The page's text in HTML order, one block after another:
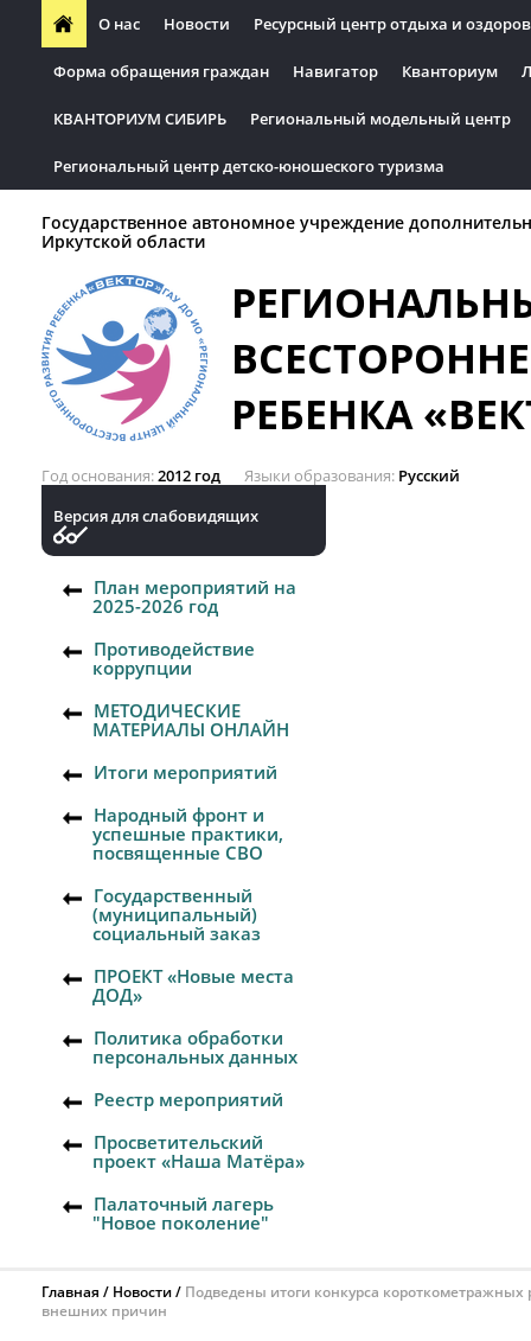
О нас Новости Ресурсный центр отдыха и
Форма обращения граждан Навигатор Кванториум
КВАНТОРИУМ СИБИРЬ Региональный модельный центр
Региональный центр детско-юношеского туризма
Государственное автономное учреждение
Иркутской области
РЕБЕНКА
Год основания 2012 год Языки образования Русский
Версия для слабовидящих
План мероприятий на
2025-2026 год
Противодействие
коррупции
МЕТОДИЧЕСКИЕ
МАТЕРИАЛЫ ОНЛАЙН
Итоги мероприятий
Народный фронт и
успешные практики,
посвященные СВО
Государственный
(муниципальный)
социальный заказ
ПРОЕКТ «Новые места
ДОД»
Политика обработки
персональных данных
Реестр мероприятий
Просветительский
проект «Наша Матёра»
Палаточный лагерь
"Новое поколение"
Главная Новости
Подведены итоги конкурса короткометражных
внешних причин